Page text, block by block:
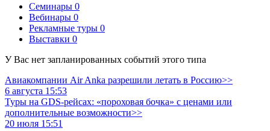
Семинары 0
Вебинары 0
Рекламные туры 0
Выставки 0
У Вас нет запланированных событий этого типа
Авиакомпании Air Anka разрешили летать в Россию>>
6 августа 15:53
Туры на GDS-рейсах: «пороховая бочка» с ценами или
дополнительные возможности>>
20 июля 15:51